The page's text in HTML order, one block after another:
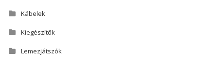
Kábelek
Kiegészítők
Lemezjátszók